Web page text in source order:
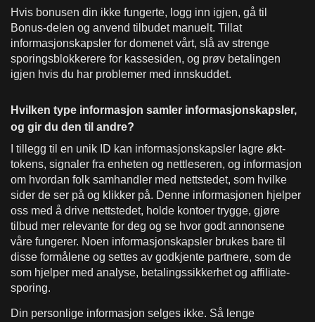
Hvis bonusen din ikke fungerte, logg inn igjen, gå til
Bonus-delen og anvend tilbudet manuelt. Tillat
informasjonskapsler for domenet vårt, slå av strenge
sporingsblokkerere for kassesiden, og prøv betalingen
igjen hvis du har problemer med innskuddet.
Hvilken type informasjon samler informasjonskapsler,
og gir du den til andre?
I tillegg til en unik ID kan informasjonskapsler lagre økt-
tokens, signaler fra enheten og nettleseren, og informasjon
om hvordan folk samhandler med nettstedet, som hvilke
sider de ser på og klikker på. Denne informasjonen hjelper
oss med å drive nettstedet, holde kontoer trygge, gjøre
tilbud mer relevante for deg og se hvor godt annonsene
våre fungerer. Noen informasjonskapsler brukes bare til
disse formålene og settes av godkjente partnere, som de
som hjelper med analyse, betalingssikkerhet og affiliate-
sporing.
Din personlige informasjon selges ikke. Så lenge